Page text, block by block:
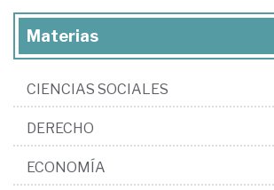
Materias
CIENCIAS SOCIALES
DERECHO
ECONOMÍA